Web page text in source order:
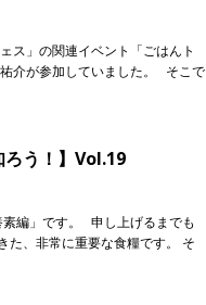
ス」の関連イベント「ごはんト
介が参加していました。 そこで
ろう！】Vol.19
編」です。 申し上げるまでも
た、非常に重要な食糧です。 そ